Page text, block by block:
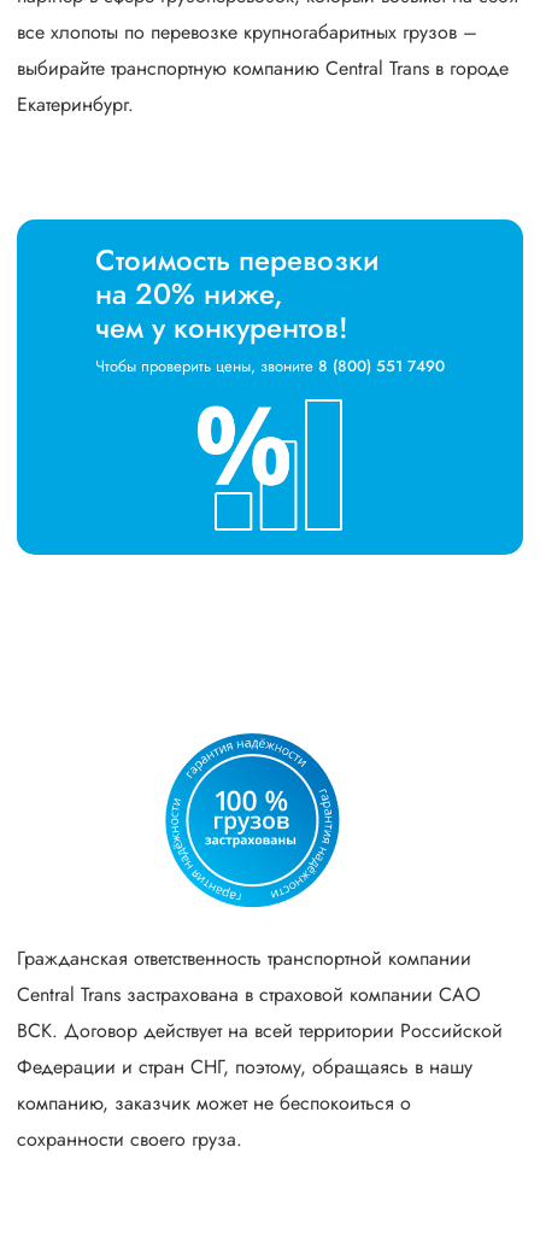
все хлопоты по перевозке крупногабаритных грузов –
выбирайте транспортную компанию Central Trans в городе
Екатеринбург.
Стоимость перевозки
на 20% ниже,
чем у конкурентов!
Чтобы проверить цены, звоните 8 (800) 551 7490
Гражданская ответственность транспортной компании
Central Trans застрахована в страховой компании САО
ВСК. Договор действует на всей территории Российской
Федерации и стран СНГ, поэтому, обращаясь в нашу
компанию, заказчик может не беспокоиться о
сохранности своего груза.